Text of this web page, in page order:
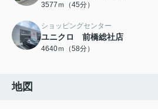
3577ｍ（45分）
ショッピングセンター
ユニクロ 前橋総社店
4640ｍ（58分）
地図